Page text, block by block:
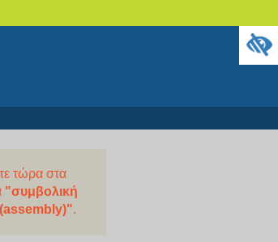
τώρα στα
"συμβολική
.